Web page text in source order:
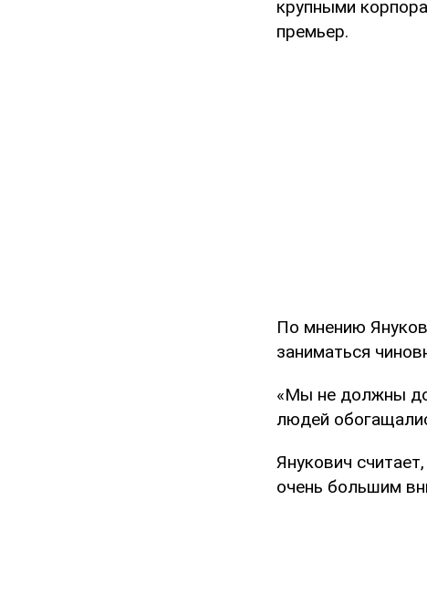
крупными
премьер.
По мнению
заниматься
«Мы не должны
людей
Янукович
очень большим